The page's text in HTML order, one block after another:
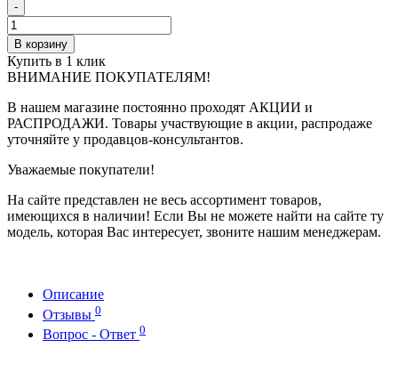
-
В корзину
Купить в 1 клик
ВНИМАНИЕ ПОКУПАТЕЛЯМ!
В нашем магазине постоянно проходят АКЦИИ и
РАСПРОДАЖИ. Товары участвующие в акции, распродаже
уточняйте у продавцов-консультантов.
Уважаемые покупатели!
На сайте представлен не весь ассортимент товаров,
имеющихся в наличии! Если Вы не можете найти на сайте ту
модель, которая Вас интересует, звоните нашим менеджерам.
Описание
Отзывы 0
Вопрос - Ответ 0